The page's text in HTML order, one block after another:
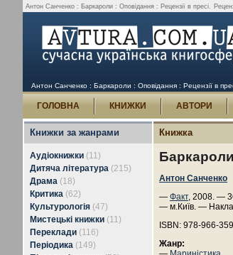
Антон Санченко : Баркароли : Оповідання : Рецензії в пресі.
Антон Санченко : Баркароли : Оповідання : Рецензії в
ГОЛОВНА КНИЖКИ АВТОРИ
Книжки за жанрами
Аудіокнижки (11)
Дитяча література (215)
Драма (18)
Критика (62)
Культурологія (47)
Мистецькі книжки (11)
Переклади (116)
Періодика (149)
Книжка
Антон Санченко
— Факт, 2008. —
— м.Київ. —
ISBN: 978-966-
Жанр: